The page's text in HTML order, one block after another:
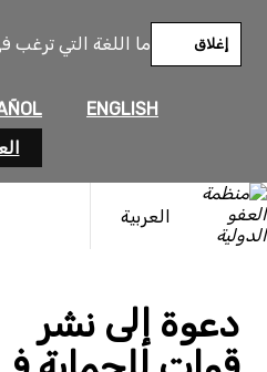
ما اللغة التي ترغب
ENGLISH
إغلاق
العربية
المحتوى
دعوة إلى نشر